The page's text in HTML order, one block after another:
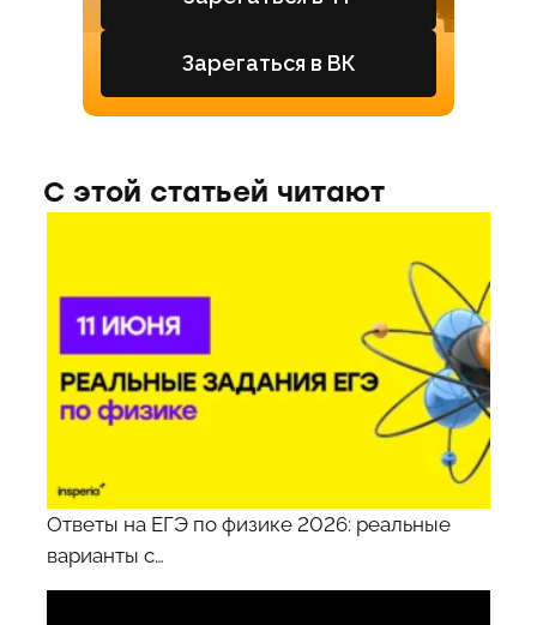
Зарегаться в ВК
С этой статьей читают
Ответы на ЕГЭ по физике 2026: реальные
варианты с…